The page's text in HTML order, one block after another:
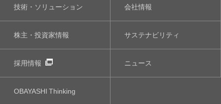
技術・ソリューション 会社情報
株主・投資家情報 サステナビリティ
採用情報 ニュース
OBAYASHIThinking